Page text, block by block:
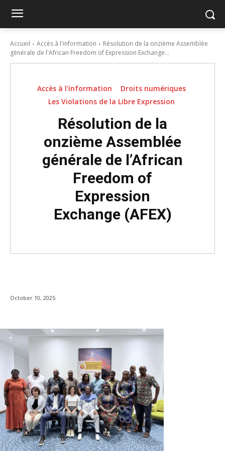
Accueil Accès à l'information
Résolution de la onzième Assemblée
générale de l'African Freedom of Expression Exchange...
Accès à l'information
Droits numériques
Les Violations de la Libre Expression
Résolution de la
onzième Assemblée
générale de l’African
Freedom of
Expression
Exchange (AFEX)
October 10, 2025